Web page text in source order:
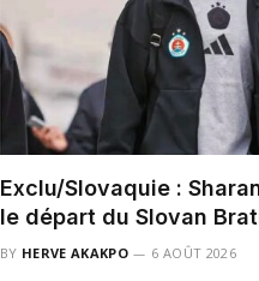
Exclu/Slovaquie :
le départ du Slovan
BY HERVE AKAKPO 6 AOÛT 2026